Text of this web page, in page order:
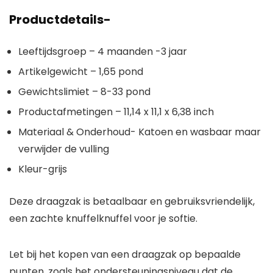
Productdetails-
Leeftijdsgroep – 4 maanden -3 jaar
Artikelgewicht – 1,65 pond
Gewichtslimiet – 8-33 pond
Productafmetingen – 11,14 x 11,1 x 6,38 inch
Materiaal & Onderhoud- Katoen en wasbaar maar
verwijder de vulling
Kleur-grijs
Deze draagzak is betaalbaar en gebruiksvriendelijk,
een zachte knuffelknuffel voor je softie.
Let bij het kopen van een draagzak op bepaalde